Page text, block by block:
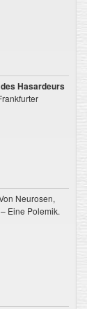
Hasardeurs
Neurosen,
Eine Polemik.